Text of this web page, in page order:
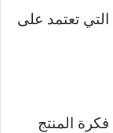
ظهرت تقنيات مثل DevOps وCI/CD التي تعتمد على
المنتج